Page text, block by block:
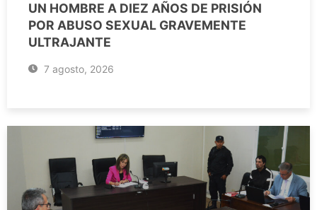
UN HOMBRE A DIEZ AÑOS DE PRISIÓN
POR ABUSO SEXUAL GRAVEMENTE
ULTRAJANTE
7 agosto, 2026